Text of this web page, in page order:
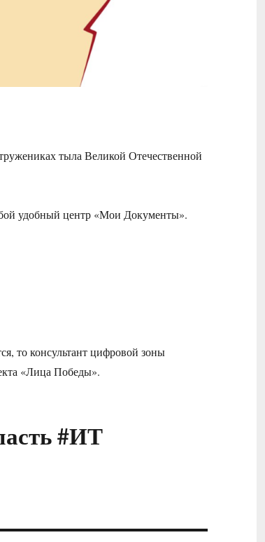
тыла Великой Отечественной
удобный центр «Мои Документы».
то консультант цифровой зоны
«Лица Победы».
#ИТ